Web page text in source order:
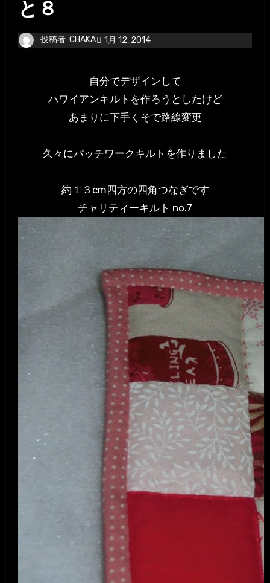
と８
投稿者 CHAKA 1月 12, 2014
自分でデザインして
ハワイアンキルトを作ろうとしたけど
あまりに下手くそで路線変更
久々にパッチワークキルトを作りました
約１３cm四方の四角つなぎです
チャリティーキルト no.7